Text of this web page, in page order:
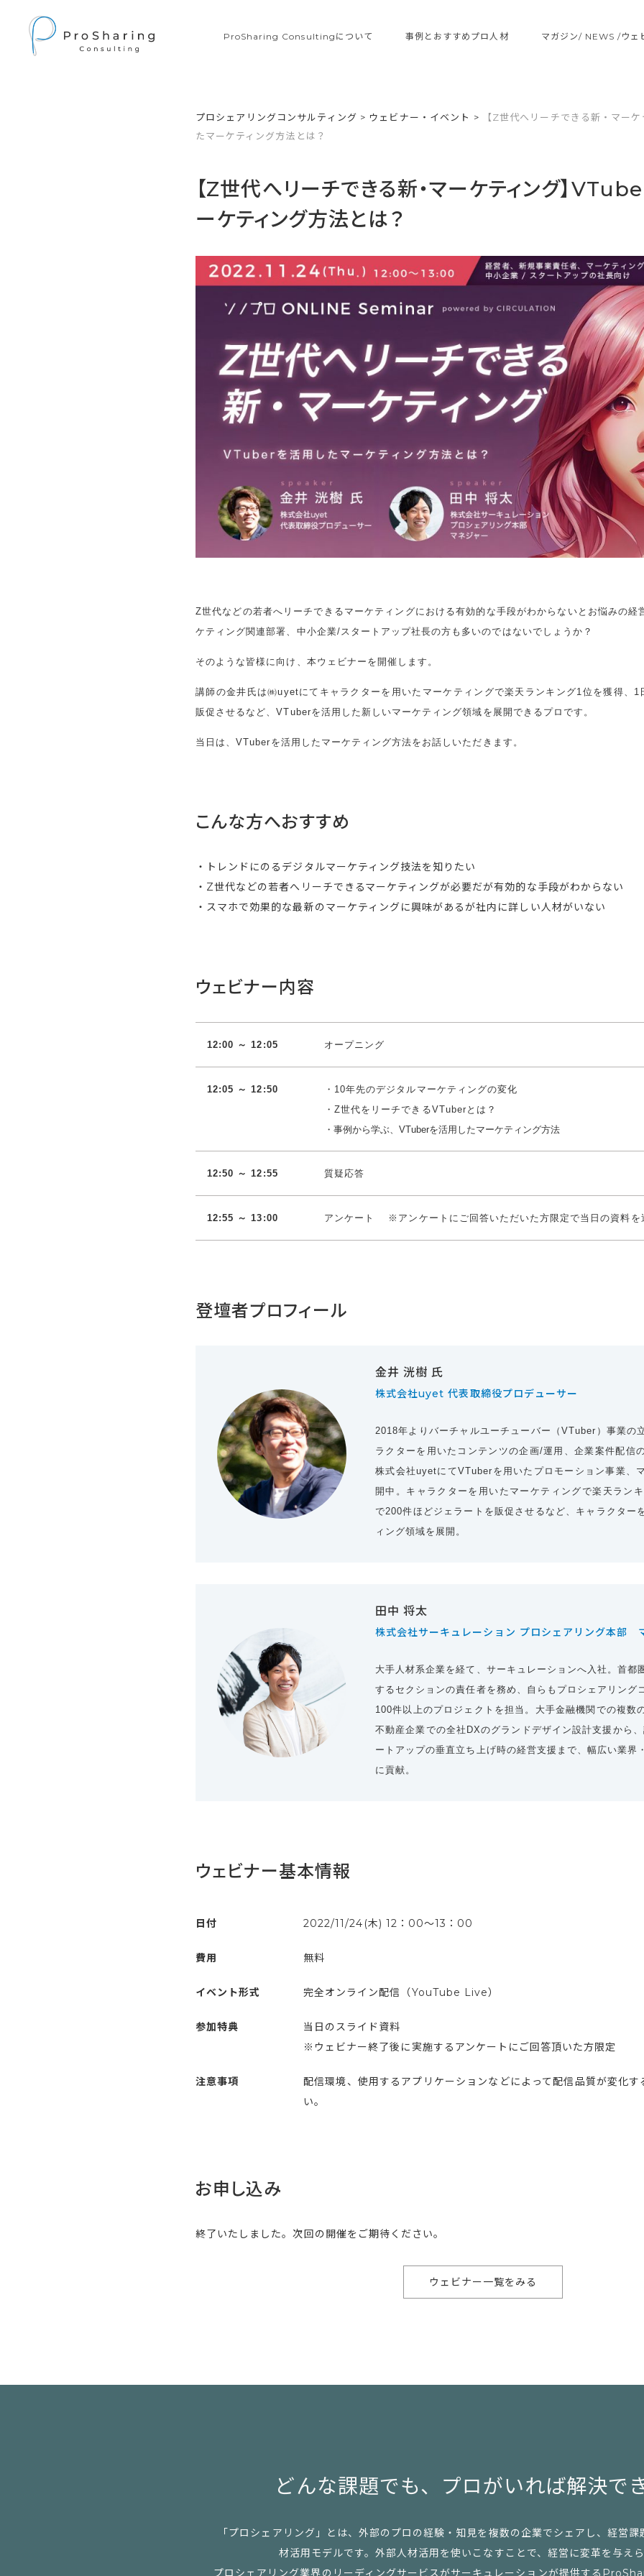
ProSharing Consultingについて 事例とおすすめプロ人材 マガジン/ NEWS /ウェ
プロシェアリングコンサルティング > ウェビナー・イベント >
【Z世代へリーチできる新・マー
たマーケティング方法とは？
【Z世代へリーチできる新・マーケティング】
ーケティング方法とは？
Z世代などの若者へリーチできるマーケティングにおける有効的な手段がわからないとお悩みの経
ケティング関連部署、中小企業/スタートアップ社長の方も多いのではないでしょうか？
そのような皆様に向け、本ウェビナーを開催します。
講師の金井氏は㈱uyetにてキャラクターを用いたマーケティングで楽天ランキング1位を獲得、1
販促させるなど、VTuberを活用した新しいマーケティング領域を展開できるプロです。
当日は、VTuberを活用したマーケティング方法をお話しいただきます。
こんな方へおすすめ
・トレンドにのるデジタルマーケティング技法を知りたい
・Z世代などの若者へリーチできるマーケティングが必要だが有効的な手段がわからない
・スマホで効果的な最新のマーケティングに興味があるが社内に詳しい人材がいない
ウェビナー内容
12:00 ～ 12:05 オープニング
12:05 ～ 12:50
・10年先のデジタルマーケティングの変化
・Z世代をリーチできるVTuberとは？
・事例から学ぶ、VTuberを活用したマーケティング方法
12:50 ～ 12:55 質疑応答
12:55 ～ 13:00 アンケート ※アンケートにご回答いただいた方限定で当日の資料を
登壇者プロフィール
金井 洸樹 氏
株式会社uyet 代表取締役プロデューサー
2018年よりバーチャルユーチューバー（VTuber）事業の
ラクターを用いたコンテンツの企画/運用、企業案件配信
株式会社uyetにてVTuberを用いたプロモーション事業、
開中。キャラクターを用いたマーケティングで楽天ラン
で200件ほどジェラートを販促させるなど、キャラクター
ィング領域を展開。
田中 将太
株式会社サーキュレーション プロシェアリング本部
大手人材系企業を経て、サーキュレーションへ入社。首都
するセクションの責任者を務め、自らもプロシェアリング
100件以上のプロジェクトを担当。大手金融機関での複数
不動産企業での全社DXのグランドデザイン設計支援から
ートアップの垂直立ち上げ時の経営支援まで、幅広い業界
に貢献。
ウェビナー基本情報
日付 2022/11/24(木) 12：00〜13：00
費用 無料
イベント形式 完全オンライン配信（YouTube Live）
参加特典
当日のスライド資料
※ウェビナー終了後に実施するアンケートにご回答頂いた方限定
注意事項
配信環境、使用するアプリケーションなどによって配信品質が変化
い。
お申し込み
終了いたしました。次回の開催をご期待ください。
ウェビナー一覧をみる
どんな課題でも、 プロがいれば解決で
「プロシェアリング」とは、外部のプロの経験・知見を複数の企業でシェアし、経営
材活用モデルです。外部人材活用を使いこなすことで、経営に変革を与えら
プロシェアリング業界のリーディングサービスがサーキュレーションが提供する